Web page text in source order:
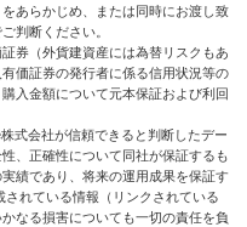
あらかじめ、または同時にお渡し致
判断ください。
券（外貨建資産には為替リスクもあ
価証券の発行者に係る信用状況等の
入金額について元本保証および利回
式会社が信頼できると判断したデー
、正確性について同社が保証するも
績であり、将来の運用成果を保証す
れている情報（リンクされている
なる損害についても一切の責任を負